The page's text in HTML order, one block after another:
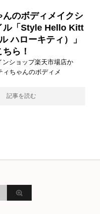
んのボディメイクシ
ル「Style Hello Kitt
ハローキティ）」
ら！
ンショップ楽天市場店か
ィちゃんのボディメ
記事を読む